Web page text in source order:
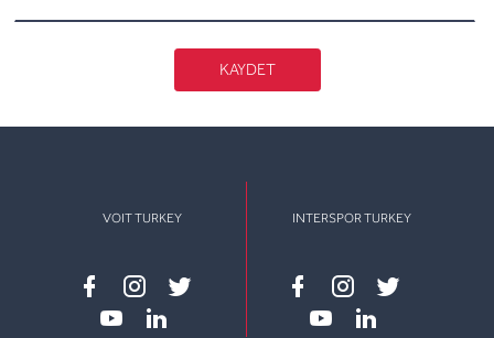
KAYDET
VOIT TURKEY
Facebook
instagram
twitter
INTERSPOR TURKEY
Facebook
instagram
twitter